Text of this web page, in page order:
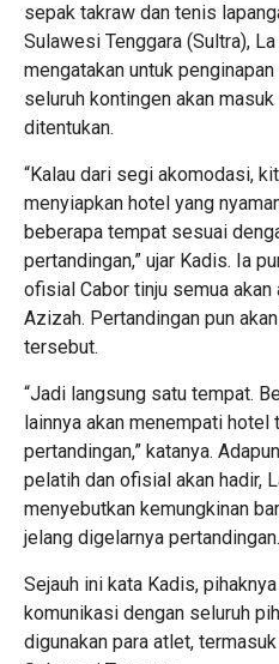
sepak takraw dan tenis
Sulawesi Tenggara (Sultra),
mengatakan untuk
seluruh kontingen akan
ditentukan.
“Kalau dari segi akomodasi,
menyiapkan hotel yang
beberapa tempat sesuai
pertandingan,” ujar Kadis. Ia
ofisial Cabor tinju semua
Azizah. Pertandingan pun
tersebut.
“Jadi langsung satu tempat.
lainnya akan menempati
pertandingan,” katanya.
pelatih dan ofisial akan hadir,
menyebutkan kemungkinan
jelang digelarnya pertandingan.
Sejauh ini kata Kadis,
komunikasi dengan seluruh
digunakan para atlet,